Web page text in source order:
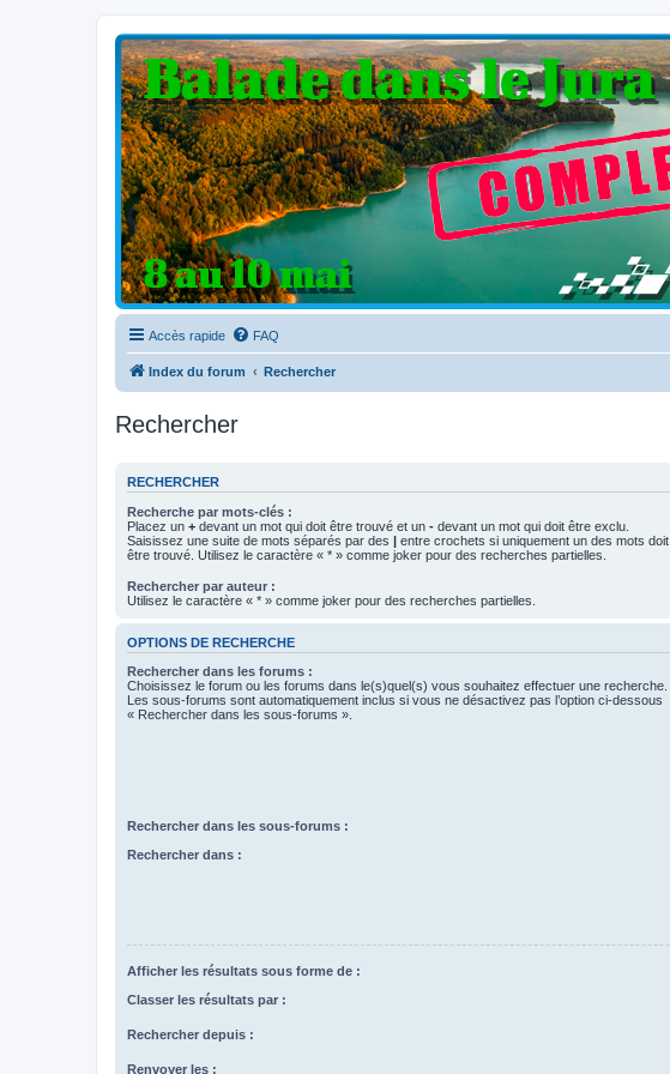
Clio V6 Passion
Le site français des passionnés de Clio V6
Accès rapide FAQ
Index du forum Rechercher
Rechercher
RECHERCHER
Recherche par mots-clés :
Placez un + devant un mot qui doit être trouvé et un - devant un mot qui doit être exclu.
Saisissez une suite de mots séparés par des | entre crochets si uniquement un des mots doit
être trouvé. Utilisez le caractère « * » comme joker pour des recherches partielles.
Rechercher par auteur :
Utilisez le caractère « * » comme joker pour des recherches partielles.
OPTIONS DE RECHERCHE
Rechercher dans les forums :
Choisissez le forum ou les forums dans le(s)quel(s) vous souhaitez effectuer une recherche.
Les sous-forums sont automatiquement inclus si vous ne désactivez pas l’option ci-dessous
« Rechercher dans les sous-forums ».
Rechercher dans les sous-forums :
Rechercher dans :
Afficher les résultats sous forme de :
Classer les résultats par :
Rechercher depuis :
Renvoyer les :